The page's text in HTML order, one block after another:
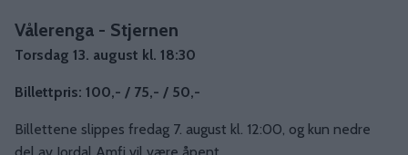
Vålerenga - Stjernen
Torsdag 13. august kl. 18:30
Billettpris: 100,- / 75,- / 50,-
Billettene slippes fredag 7. august kl. 12:00, og kun nedre